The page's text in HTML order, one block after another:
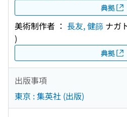
典拠
美術制作者 ： 長友, 健篩 ナガ
)
典拠
出版事項
東京 : 集英社 (出版)